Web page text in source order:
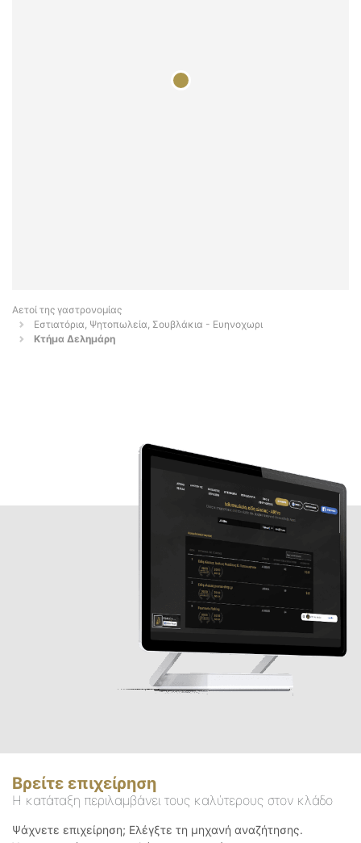
Αετοί της γαστρονομίας
Εστιατόρια, Ψητοπωλεία, Σουβλάκια - Ευηνοχωρι
Κτήμα Δελημάρη
Βρείτε επιχείρηση
Η κατάταξη περιλαμβάνει τους καλύτερους στον κλάδο
Ψάχνετε επιχείρηση; Ελέγξτε τη μηχανή αναζήτησης.